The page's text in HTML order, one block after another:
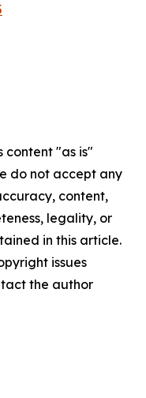
content "as is"
do not accept any
content,
legality, or
in this article.
issues
the author